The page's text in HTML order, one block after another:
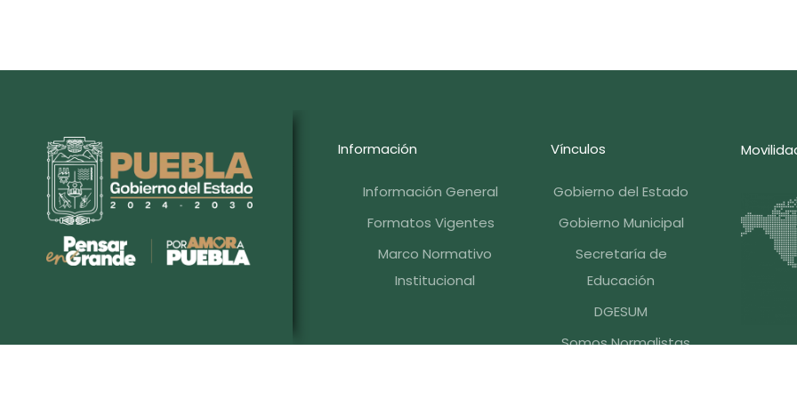
Información
Información General
Formatos Vigentes
Marco Normativo
Institucional
Vínculos
Gobierno del Estado
Gobierno Municipal
Secretaría de
Educación
DGESUM
Somos Normalistas